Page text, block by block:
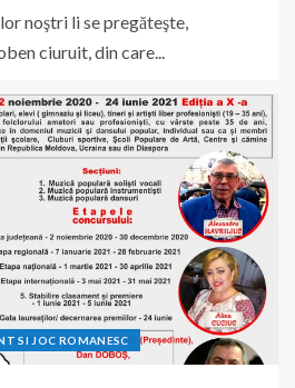
noştri li se pregăteşte,
ciuruit, din care...
SI JOC ROMANESC